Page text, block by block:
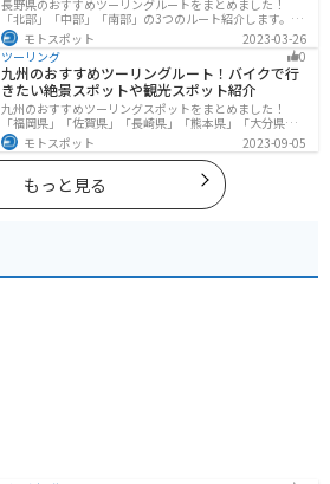
長野県のおすすめツーリングルートをまとめました！
「北部」「中部」「南部」の3つのルート紹介します。諏
訪湖やビーナスラインのような全国でも有名なツーリン
グスポットが多数あります。バイクで長野県にツーリン
グに行く際は参考にしてください。
モトスポット
2023-03-26
ツーリング
0
九州のおすすめツーリングルート！バイクで行
きたい絶景スポットや観光スポット紹介
九州のおすすめツーリングスポットをまとめました！
「福岡県」「佐賀県」「長崎県」「熊本県」「大分県」
「宮崎都」「鹿児島県」の各県の観光地紹介します。自
然豊かな山々や湖、温泉地が点在し、四季折々の景色を
楽しめるスポットが多数あります。バイクで九州にツー
リングに行く際は参考にしてください。
モトスポット 2023-09-05
もっと見る